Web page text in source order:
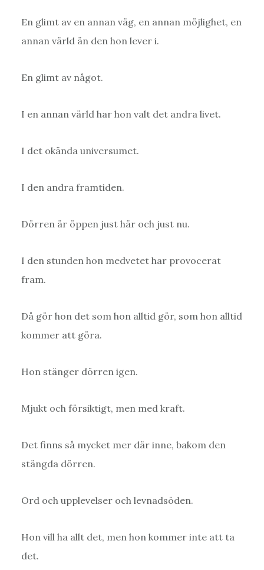
En glimt av en annan väg, en annan möjlighet, en
annan värld än den hon lever i.
En glimt av något.
I en annan värld har hon valt det andra livet.
I det okända universumet.
I den andra framtiden.
Dörren är öppen just här och just nu.
I den stunden hon medvetet har provocerat
fram.
Då gör hon det som hon alltid gör, som hon alltid
kommer att göra.
Hon stänger dörren igen.
Mjukt och försiktigt, men med kraft.
Det finns så mycket mer där inne, bakom den
stängda dörren.
Ord och upplevelser och levnadsöden.
Hon vill ha allt det, men hon kommer inte att ta
det.